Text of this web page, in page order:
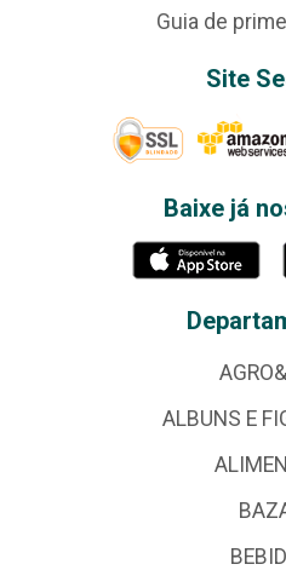
Guia de
Site
Baixe já
ALBUNS E